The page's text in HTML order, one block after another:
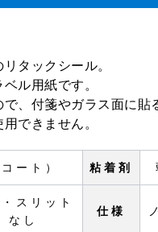
タックシール。
ル用紙です。
、付箋やガラス面に貼
できません。
ート） 粘着剤
スリット
なし
仕様